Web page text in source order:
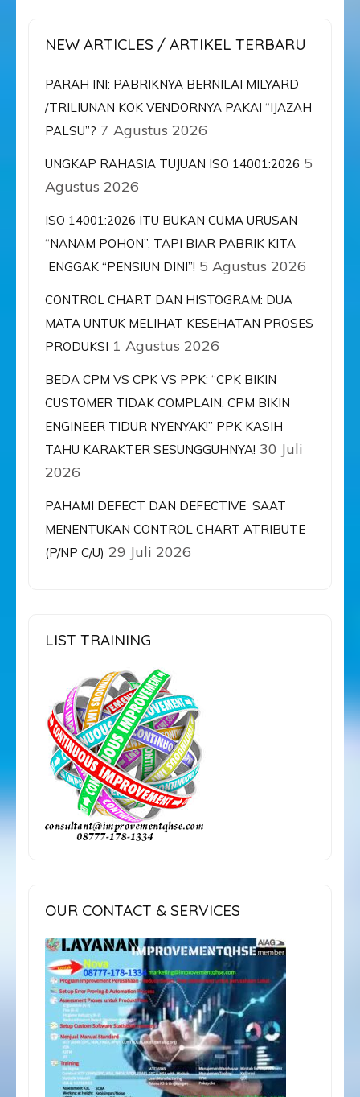
NEW ARTICLES / ARTIKEL TERBARU
PARAH INI: PABRIKNYA BERNILAI MILYARD
/TRILIUNAN KOK VENDORNYA PAKAI “IJAZAH
PALSU”? 7 Agustus 2026
UNGKAP RAHASIA TUJUAN ISO 14001:2026 5
Agustus 2026
ISO 14001:2026 ITU BUKAN CUMA URUSAN
“NANAM POHON”, TAPI BIAR PABRIK KITA
ENGGAK “PENSIUN DINI”! 5 Agustus 2026
CONTROL CHART DAN HISTOGRAM: DUA
MATA UNTUK MELIHAT KESEHATAN PROSES
PRODUKSI 1 Agustus 2026
BEDA CPM VS CPK VS PPK: “CPK BIKIN
CUSTOMER TIDAK COMPLAIN, CPM BIKIN
ENGINEER TIDUR NYENYAK!” PPK KASIH
TAHU KARAKTER SESUNGGUHNYA! 30 Juli
2026
PAHAMI DEFECT DAN DEFECTIVE SAAT
MENENTUKAN CONTROL CHART ATRIBUTE
(P/NP C/U) 29 Juli 2026
LIST TRAINING
OUR CONTACT & SERVICES